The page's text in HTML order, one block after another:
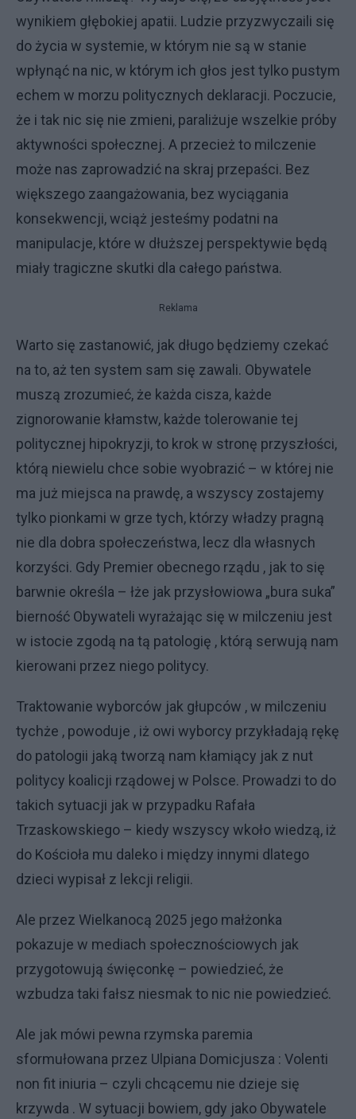
wynikiem głębokiej apatii. Ludzie przyzwyczaili się
do życia w systemie, w którym nie są w stanie
wpłynąć na nic, w którym ich głos jest tylko pustym
echem w morzu politycznych deklaracji. Poczucie,
że i tak nic się nie zmieni, paraliżuje wszelkie próby
aktywności społecznej. A przecież to milczenie
może nas zaprowadzić na skraj przepaści. Bez
większego zaangażowania, bez wyciągania
konsekwencji, wciąż jesteśmy podatni na
manipulacje, które w dłuższej perspektywie będą
miały tragiczne skutki dla całego państwa.
Reklama
Warto się zastanowić, jak długo będziemy czekać
na to, aż ten system sam się zawali. Obywatele
muszą zrozumieć, że każda cisza, każde
zignorowanie kłamstw, każde tolerowanie tej
politycznej hipokryzji, to krok w stronę przyszłości,
którą niewielu chce sobie wyobrazić – w której nie
ma już miejsca na prawdę, a wszyscy zostajemy
tylko pionkami w grze tych, którzy władzy pragną
nie dla dobra społeczeństwa, lecz dla własnych
korzyści. Gdy Premier obecnego rządu , jak to się
barwnie określa – łże jak przysłowiowa „bura suka”
bierność Obywateli wyrażając się w milczeniu jest
w istocie zgodą na tą patologię , którą serwują nam
kierowani przez niego politycy.
Traktowanie wyborców jak głupców , w milczeniu
tychże , powoduje , iż owi wyborcy przykładają rękę
do patologii jaką tworzą nam kłamiący jak z nut
politycy koalicji rządowej w Polsce. Prowadzi to do
takich sytuacji jak w przypadku Rafała
Trzaskowskiego – kiedy wszyscy wkoło wiedzą, iż
do Kościoła mu daleko i między innymi dlatego
dzieci wypisał z lekcji religii.
Ale przez Wielkanocą 2025 jego małżonka
pokazuje w mediach społecznościowych jak
przygotowują święconkę – powiedzieć, że
wzbudza taki fałsz niesmak to nic nie powiedzieć.
Ale jak mówi pewna rzymska paremia
sformułowana przez Ulpiana Domicjusza : Volenti
non fit iniuria – czyli chcącemu nie dzieje się
krzywda . W sytuacji bowiem, gdy jako Obywatele